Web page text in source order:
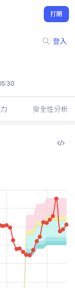
打開
登入
安全性分析